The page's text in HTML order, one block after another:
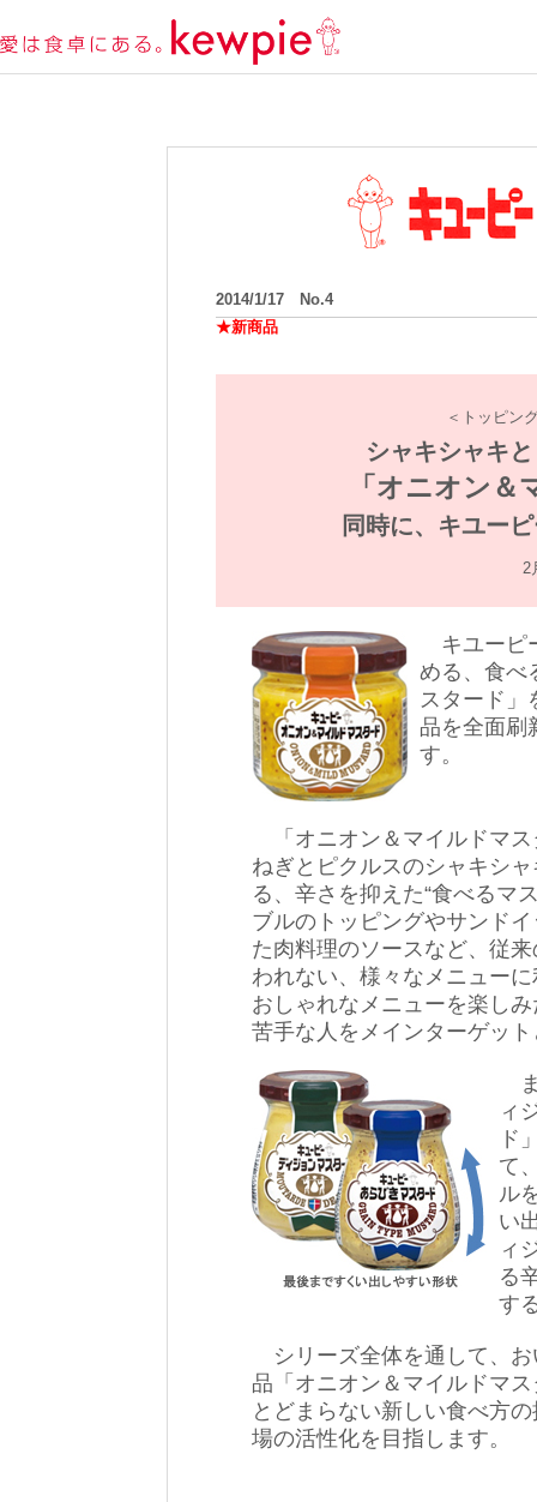
2014/1/17 No.4
★新商品
＜トッピン
シャキシャキ
「オニオン
同時に、キユー
2
キユーピ
める、食べ
スタード」
品を全面刷
す。
「オニオン＆マイルドマス
ねぎとピクルスのシャキシ
る、辛さを抑えた“食べるマ
ブルのトッピングやサンド
た肉料理のソースなど、従
われない、様々なメニュー
おしゃれなメニューを楽し
苦手な人をメインターゲッ
ま
ィ
ド
て
ル
い
ィ
る
す
シリーズ全体を通して、お
品「オニオン＆マイルドマ
とどまらない新しい食べ方
場の活性化を目指します。